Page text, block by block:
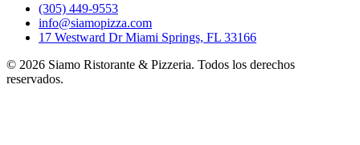
(305) 449-9553
info@siamopizza.com
17 Westward Dr Miami Springs, FL 33166
© 2026 Siamo Ristorante & Pizzeria. Todos los derechos
reservados.